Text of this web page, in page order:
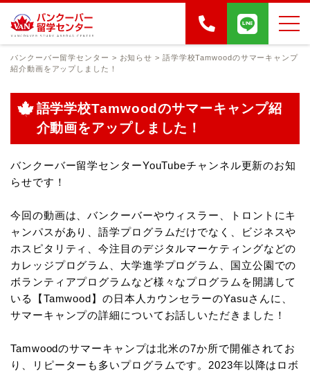
バンクーバー留学センター > お知らせ > 語学学校Tamwoodのサマーキャンプ
紹介動画をアップしました！
語学学校Tamwoodのサマーキャンプ紹
介動画をアップしました！
バンクーバー留学センターYouTubeチャンネル更新のお知
らせです！
今回の動画は、バンクーバーやウィスラー、トロントにキ
ャンパスがあり、語学プログラムだけでなく、ビジネスや
ホスピタリティ、今注目のデジタルマーケティングなどの
カレッジプログラム、大学進学プログラム、国立公園での
ボランティアプログラムなど様々なプログラムを開講して
いる【Tamwood】の日本人カウンセラーのYasuさんに、
サマーキャンプの詳細についてお話しいただきました！
Tamwoodのサマーキャンプは北米の7か所で開催されてお
り、リピーターも多いプログラムです。2023年以降はロボ